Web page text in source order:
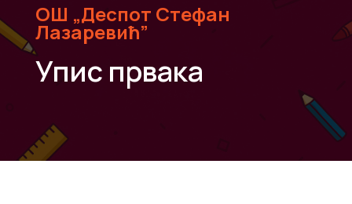
ОШ „Деспот Стефан
Лазаревић”
Упис првака